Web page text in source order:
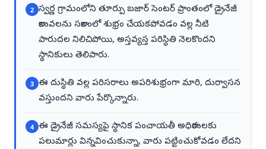
2 స్వర్ణ గ్రామంలోని తూర్పు బజార్ సెంటర్ ప్రాంతంలో డ్రైనేజీ
కాలువలను సకాలంలో శుభ్రం చేయకపోవడం వల్ల నీటి
పారుదల నిలిచిపోయి, అస్తవ్యస్త పరిస్థితి నెలకొందని
స్థానికులు తెలిపారు.
3 ఈ దుస్థితి వల్ల పరిసరాలు అపరిశుభ్రంగా మారి, దుర్వాసన
వస్తుందని వారు పేర్కొన్నారు.
4 ఈ డ్రైనేజీ సమస్యపై స్థానిక పంచాయతీ అధికారులకు
పలుమార్లు విన్నవించుకున్నా, వారు పట్టించుకోవడం లేదని